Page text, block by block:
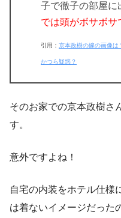
子で徹子の部屋に
では頭がボサボサ
引用： 京本政樹の嫁の画像は
かつら疑惑？
そのお家での京本政樹さ
す。
意外ですよね！
自宅の内装をホテル仕様
は着ないイメージだった